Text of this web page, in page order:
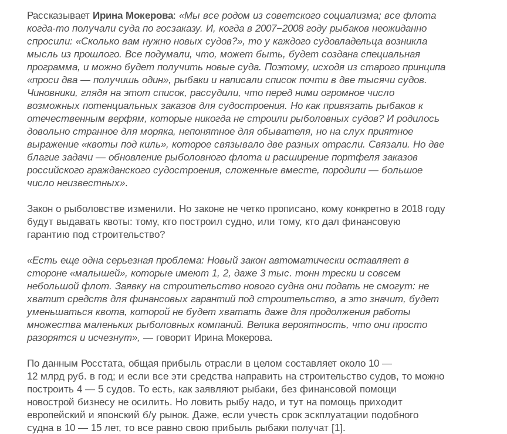
Рассказывает Ирина Мокерова: «Мы все родом из советского социализма; все флота
когда-то получали суда по госзаказу. И, когда в 2007−2008 году рыбаков неожиданно
спросили: «Сколько вам нужно новых судов?», то у каждого судовладельца возникла
мысль из прошлого. Все подумали, что, может быть, будет создана специальная
программа, и можно будет получить новые суда. Поэтому, исходя из старого принципа
«проси два — получишь один», рыбаки и написали список почти в две тысячи судов.
Чиновники, глядя на этот список, рассудили, что перед ними огромное число
возможных потенциальных заказов для судостроения. Но как привязать рыбаков к
отечественным верфям, которые никогда не строили рыболовных судов? И родилось
довольно странное для моряка, непонятное для обывателя, но на слух приятное
выражение «квоты под киль», которое связывало две разных отрасли. Связали. Но две
благие задачи — обновление рыболовного флота и расширение портфеля заказов
российского гражданского судостроения, сложенные вместе, породили — большое
число неизвестных».
Закон о рыболовстве изменили. Но законе не четко прописано, кому конкретно в 2018 году
будут выдавать квоты: тому, кто построил судно, или тому, кто дал финансовую
гарантию под строительство?
«Есть еще одна серьезная проблема: Новый закон автоматически оставляет в
стороне «малышей», которые имеют 1, 2, даже 3 тыс. тонн трески и совсем
небольшой флот. Заявку на строительство нового судна они подать не смогут: не
хватит средств для финансовых гарантий под строительство, а это значит, будет
уменьшаться квота, которой не будет хватать даже для продолжения работы
множества маленьких рыболовных компаний. Велика вероятность, что они просто
разорятся и исчезнут», — говорит Ирина Мокерова.
По данным Росстата, общая прибыль отрасли в целом составляет около 10 —
12 млрд руб. в год; и если все эти средства направить на строительство судов, то можно
построить 4 — 5 судов. То есть, как заявляют рыбаки, без финансовой помощи
новострой бизнесу не осилить. Но ловить рыбу надо, и тут на помощь приходит
европейский и японский б/у рынок. Даже, если учесть срок эскплуатации подобного
судна в 10 — 15 лет, то все равно свою прибыль рыбаки получат [1].